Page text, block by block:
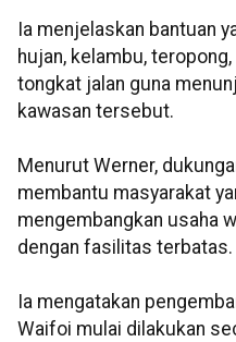
Ia menjelaskan bantuan
hujan, kelambu,
tongkat jalan guna
kawasan tersebut.
Menurut Werner,
membantu masyarakat
mengembangkan usaha
dengan fasilitas terbatas.
Ia mengatakan
Waifoi mulai dilakukan